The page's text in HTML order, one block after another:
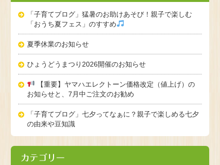
「子育てブログ」猛暑のお助けあそび！親子で楽しむ
「おうち夏フェス」のすすめ
夏季休業のお知らせ
ひょうどうまつり2026開催のお知らせ
【重要】ヤマハエレクトーン価格改定（値上げ）の
お知らせと、7月中ご注文のお勧め
「子育てブログ」七夕ってなぁに？親子で楽しめる七夕
の由来や豆知識
カテゴリー